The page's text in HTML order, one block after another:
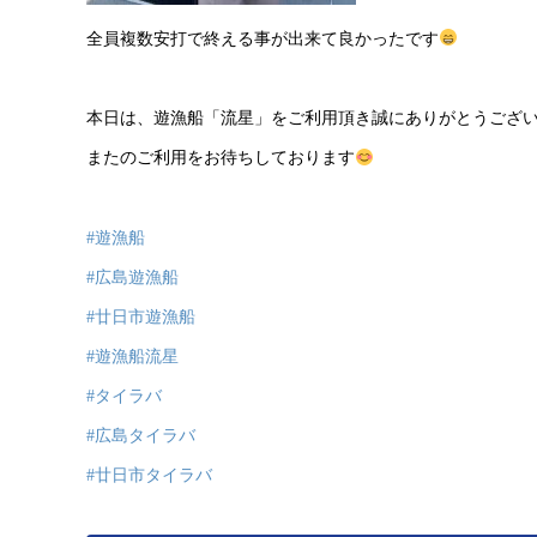
全員複数安打で終える事が出来て良かったです
本日は、遊漁船「流星」をご利用頂き誠にありがとうござ
またのご利用をお待ちしております
#遊漁船
#広島遊漁船
#廿日市遊漁船
#遊漁船流星
#タイラバ
#広島タイラバ
#廿日市タイラバ